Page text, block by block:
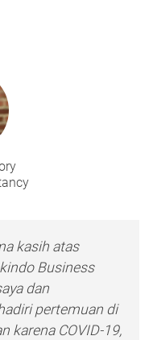
kasih atas
Business
dan
pertemuan di
karena COVID-19,